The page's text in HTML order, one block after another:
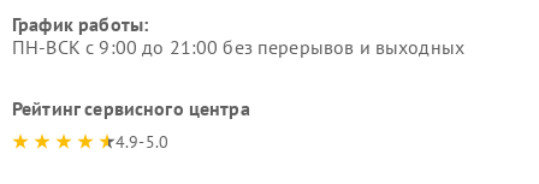
График работы:
ПН-ВСК с 9:00 до 21:00 без перерывов и выходных
Рейтинг сервисного центра
4.9-5.0